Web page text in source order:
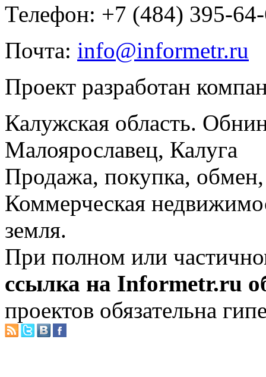
Телефон: +7 (484) 395-
Почта: info@informetr.ru
Проект разработан
Калужская область.
Малоярославец, Калуга
Продажа, покупка, обмен,
Коммерческая
земля.
При полном или
ссылка на Informetr.ru
проектов обязательна